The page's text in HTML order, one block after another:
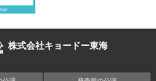
株式会社キョードー東海